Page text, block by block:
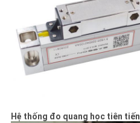
Hệ thống đo quang học tiên tiến